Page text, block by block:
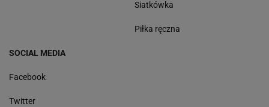
Siatkówka
Piłka ręczna
SOCIAL MEDIA
Facebook
Twitter